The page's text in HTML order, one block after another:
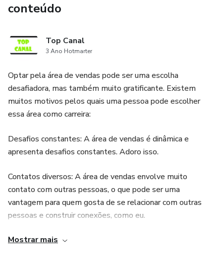
conteúdo
Top Canal
3 Ano Hotmarter
Optar pela área de vendas pode ser uma escolha
desafiadora, mas também muito gratificante. Existem
muitos motivos pelos quais uma pessoa pode escolher
essa área como carreira:
Desafios constantes: A área de vendas é dinâmica e
apresenta desafios constantes. Adoro isso.
Contatos diversos: A área de vendas envolve muito
contato com outras pessoas, o que pode ser uma
vantagem para quem gosta de se relacionar com outras
pessoas e construir conexões, como eu.
Possibilidade de aprendizado constante: Nessa área é
Mostrar mais